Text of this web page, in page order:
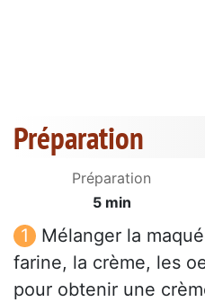
Préparation
Préparation
5 min
Mélanger la
farine, la crème, les
pour obtenir une